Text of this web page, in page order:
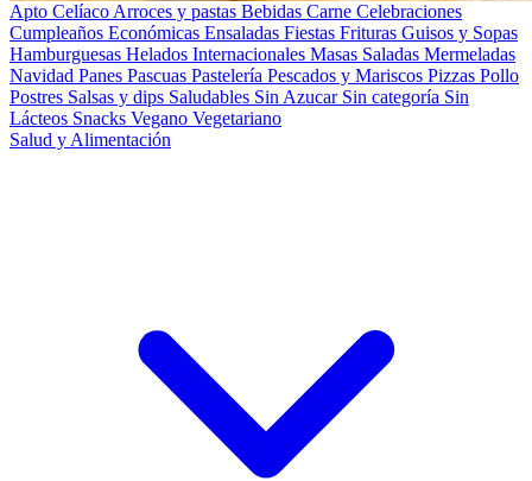
Apto Celíaco Arroces y pastas Bebidas Carne Celebraciones
Cumpleaños Económicas Ensaladas Fiestas Frituras Guisos y Sopas
Hamburguesas Helados Internacionales Masas Saladas Mermeladas
Navidad Panes Pascuas Pastelería Pescados y Mariscos Pizzas Pollo
Postres Salsas y dips Saludables Sin Azucar Sin categoría Sin
Lácteos Snacks Vegano Vegetariano
Salud y Alimentación